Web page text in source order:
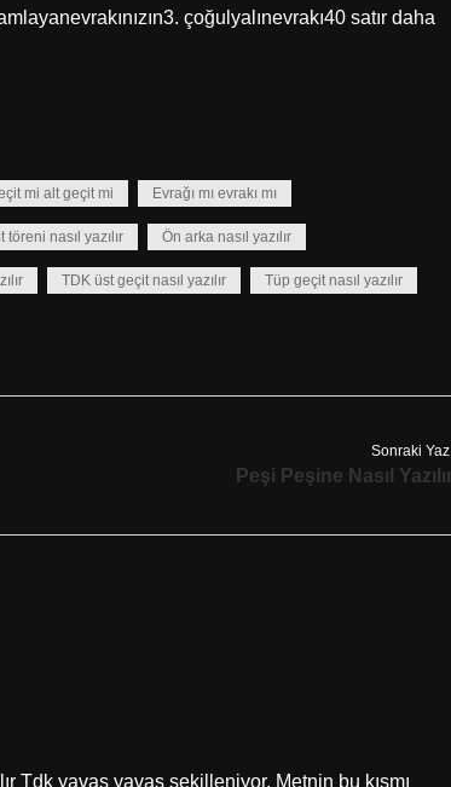
çoğulyalınevrakı40 satır daha
mi alt geçit mi Evrağı mı evrakı mı
töreni nasıl yazılır Ön arka nasıl yazılır
TDK üst geçit nasıl yazılır Tüp geçit nasıl yazılır
Sonraki
Peşi Peşine Nasıl
Tdk yavaş yavaş şekilleniyor. Metnin bu kısmı